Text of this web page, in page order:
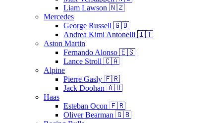
Liam Lawson 🇳🇿
Mercedes
George Russell 🇬🇧
Andrea Kimi Antonelli 🇮🇹
Aston Martin
Fernando Alonso 🇪🇸
Lance Stroll 🇨🇦
Alpine
Pierre Gasly 🇫🇷
Jack Doohan 🇦🇺
Haas
Esteban Ocon 🇫🇷
Oliver Bearman 🇬🇧